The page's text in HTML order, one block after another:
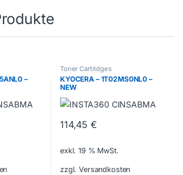
–
Toner Cartridges
KYOCERA – 1T02MS0NL0 –
NEW
114,45€
exkl. 19 % MwSt.
zzgl. Versandkosten